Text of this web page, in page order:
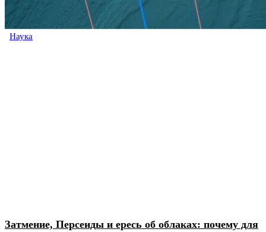
Наука
Затмение, Персеиды и ересь об облаках: почему для